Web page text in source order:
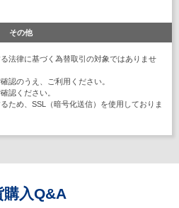
その他
法律に基づく為替取引の対象ではありませ
認のうえ、ご利用ください。
認ください。
ため、SSL（暗号化送信）を使用しておりま
購入Q&A